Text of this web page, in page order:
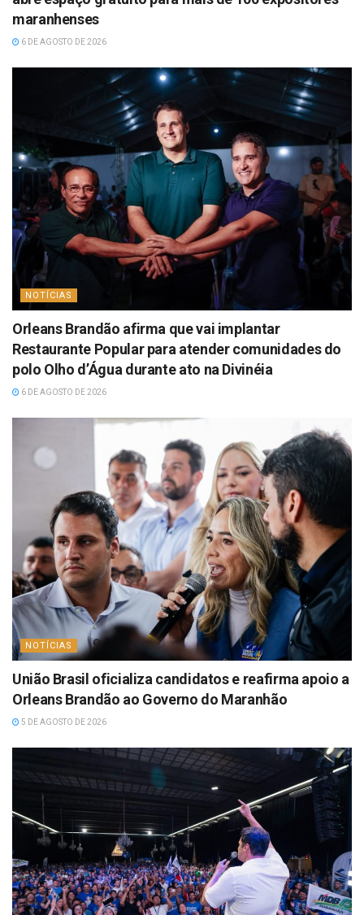
maranhenses
6 DE AGOSTO DE 2026
NOTÍCIAS
Orleans Brandão afirma que vai implantar
Restaurante Popular para atender comunidades do
polo Olho d’Água durante ato na Divinéia
6 DE AGOSTO DE 2026
NOTÍCIAS
União Brasil oficializa candidatos e reafirma apoio a
Orleans Brandão ao Governo do Maranhão
5 DE AGOSTO DE 2026